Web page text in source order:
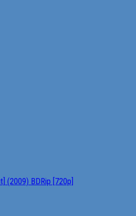
(2009) BDRip [720p]